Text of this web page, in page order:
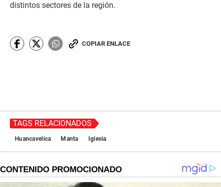
distintos sectores de la región.
COPIAR ENLACE
TAGS RELACIONADOS
Huancavelica Manta Iglesia